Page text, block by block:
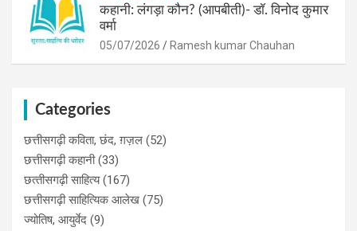
कहानी: लंगड़ा कौन? (आपबीती)​- डॉ. विनोद कुमार
वर्मा
05/07/2026 Ramesh kumar Chauhan
Categories
छत्तीसगढ़ी कविता, छंद, ग़ज़ल (52)
छत्तीसगढ़ी कहानी(33)
छत्‍तीसगढ़ी साहित्‍य(167)
छत्तीसगढ़ी साहित्यिक आलेख (75)
ज्योतिष, आयुर्वेद (9)